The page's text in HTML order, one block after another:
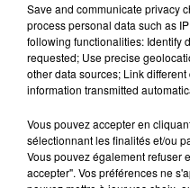
15 juillet 2026
BÉTHUNE:
VOLONTAIRE EN
Selon les premiers
à des prostituées
Save and communicate privacy
process personal data such as
following functionalities: Identify
requested; Use precise
other data sources; Link
information transmitted
Vous pouvez accepter en
sélectionnant les finalités et/ou
Vous pouvez également refuser
accepter". Vos préférences ne